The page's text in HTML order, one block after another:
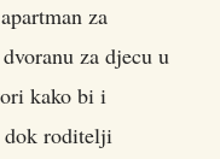
za
za djecu u
kako bi i
dok roditelji